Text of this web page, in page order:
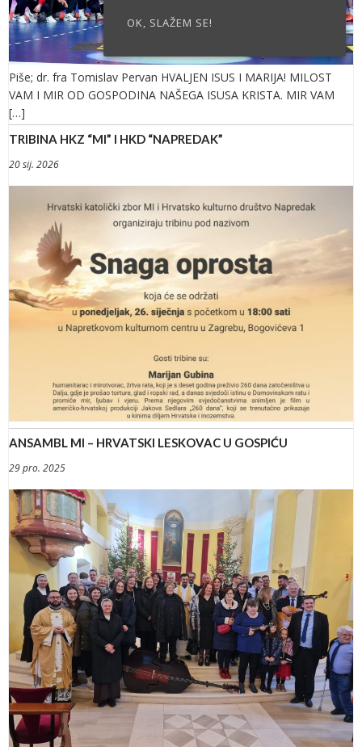
Piše; dr. fra Tomislav Pervan HVALJEN ISUS I MARIJA! MILOST
VAM I MIR OD GOSPODINA NAŠEGA ISUSA KRISTA. MIR VAM
[…]
TRIBINA HKZ “MI” I HKD “NAPREDAK”
20 sij. 2026
ANSAMBL MI – HRVATSKI LESKOVAC U GOSPIĆU
29 pro. 2025
OK, SLAŽEM SE!